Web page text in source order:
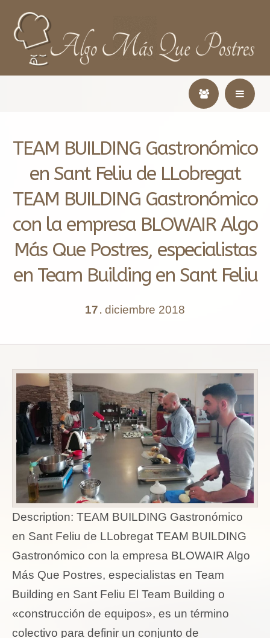
TEAM BUILDING Gastronómico
en Sant Feliu de LLobregat
TEAM BUILDING Gastronómico
con la empresa BLOWAIR Algo
Más Que Postres, especialistas
en Team Building en Sant Feliu
17 . diciembre 2018
Description: TEAM BUILDING Gastronómico
en Sant Feliu de LLobregat TEAM BUILDING
Gastronómico con la empresa BLOWAIR Algo
Más Que Postres, especialistas en Team
Building en Sant Feliu El Team Building o
«construcción de equipos», es un término
colectivo para definir un conjunto de